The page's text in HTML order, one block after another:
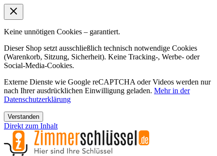
Keine unnötigen Cookies – garantiert.
Dieser Shop setzt ausschließlich technisch notwendige Cookies
(Warenkorb, Sitzung, Sicherheit). Keine Tracking-, Werbe- oder
Social-Media-Cookies.
Externe Dienste wie Google reCAPTCHA oder Videos werden nur
nach Ihrer ausdrücklichen Einwilligung geladen. Mehr in der
Datenschutzerklärung
Verstanden
Direkt zum Inhalt